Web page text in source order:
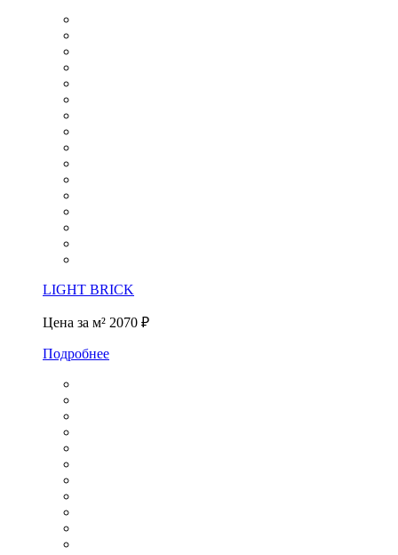
LIGHT BRICK
Цена за м² 2070 ₽
Подробнее